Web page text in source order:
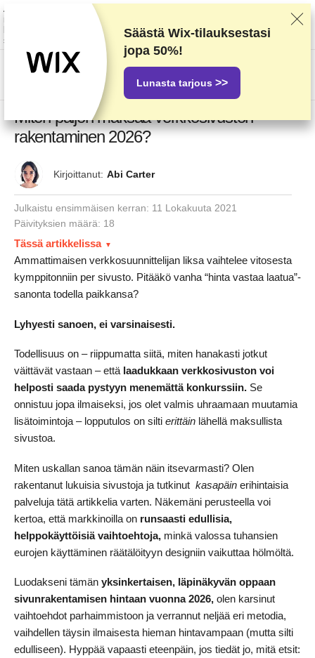
Arvostelemme palveluntarjoajia huolellisen testaamisen ja ennalta
määrättyjen kriteerien perusteella, mutta otamme huomioon myös
käyttäjäpalautteen sekä omat kaupalliset sopimuksemme. Tämä sivu
sisältää affiliate-linkkejä. Mainosseloste.
US$
Miten paljon maksaa verkkosivuston
rakentaminen 2026?
Kirjoittanut: Abi Carter
Julkaistu ensimmäisen kerran: 11 Lokakuuta 2021
Päivityksien määrä: 18
Tässä artikkelissa
Ammattimaisen verkkosuunnittelijan liksa vaihtelee vitosesta
kymppitonniin per sivusto. Pitääkö vanha “hinta vastaa laatua”-
sanonta todella paikkansa?
Lyhyesti sanoen, ei varsinaisesti.
Todellisuus on – riippumatta siitä, miten hanakasti jotkut
väittävät vastaan – että laadukkaan verkkosivuston voi
helposti saada pystyyn menemättä konkurssiin. Se
onnistuu jopa ilmaiseksi, jos olet valmis uhraamaan muutamia
lisätoimintoja – lopputulos on silti erittäin lähellä maksullista
sivustoa.
Miten uskallan sanoa tämän näin itsevarmasti? Olen
rakentanut lukuisia sivustoja ja tutkinut kasapäin erihintaisia
palveluja tätä artikkelia varten. Näkemäni perusteella voi
kertoa, että markkinoilla on runsaasti edullisia,
helppokäyttöisiä vaihtoehtoja, minkä valossa tuhansien
eurojen käyttäminen räätälöityyn designiin vaikuttaa hölmöltä.
Luodakseni tämän yksinkertaisen, läpinäkyvän oppaan
sivunrakentamisen hintaan vuonna2026, olen karsinut
vaihtoehdot parhaimmistoon ja verrannut neljää eri metodia,
vaihdellen täysin ilmaisesta hieman hintavampaan (mutta silti
edulliseen). Hyppää vapaasti eteenpäin, jos tiedät jo, mitä etsit:
Säästä Wix-tilauksestasi
jopa 50%!
Lunasta tarjous >>